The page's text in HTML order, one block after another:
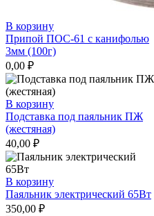
В корзину
Припой ПОС-61 с канифолью
3мм (100г)
0,00 ₽
В корзину
Подставка под паяльник ПЖ
(жестяная)
40,00 ₽
В корзину
Паяльник электрический 65Вт
350,00 ₽